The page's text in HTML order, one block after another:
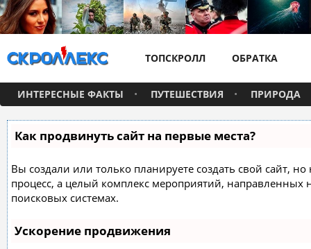
ТОПСКРОЛЛ ОБРАТКА
ИНТЕРЕСНЫЕ ФАКТЫ ПУТЕШЕСТВИЯ ПРИРОДА
Как продвинуть сайт на первые места?
Вы создали или только планируете создать свой сайт,
процесс, а целый комплекс мероприятий,
поисковых системах.
Ускорение продвижения